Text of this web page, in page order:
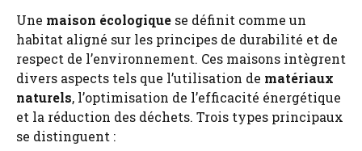
Une maison écologique se définit comme un
habitat aligné sur les principes de durabilité et de
respect de l’environnement. Ces maisons intègrent
divers aspects tels que l’utilisation de matériaux
naturels, l’optimisation de l’efficacité énergétique
et la réduction des déchets. Trois types principaux
se distinguent :